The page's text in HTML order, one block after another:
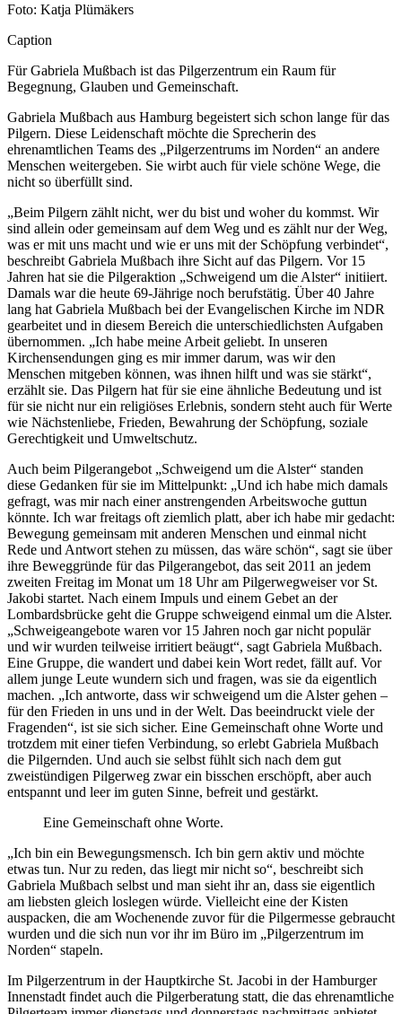
Foto: Katja Plümäkers
Caption
Für Gabriela Mußbach ist das Pilgerzentrum ein Raum für
Begegnung, Glauben und Gemeinschaft.
Gabriela Mußbach aus Hamburg begeistert sich schon lange für das
Pilgern. Diese Leidenschaft möchte die Sprecherin des
ehrenamtlichen Teams des „Pilgerzentrums im Norden“ an andere
Menschen weitergeben. Sie wirbt auch für viele schöne Wege, die
nicht so überfüllt sind.
„Beim Pilgern zählt nicht, wer du bist und woher du kommst. Wir
sind allein oder gemeinsam auf dem Weg und es zählt nur der Weg,
was er mit uns macht und wie er uns mit der Schöpfung verbindet“,
beschreibt Gabriela Mußbach ihre Sicht auf das Pilgern. Vor 15
Jahren hat sie die Pilgeraktion „Schweigend um die Alster“ initiiert.
Damals war die heute 69-Jährige noch berufstätig. Über 40 Jahre
lang hat Gabriela Mußbach bei der Evangelischen Kirche im NDR
gearbeitet und in diesem Bereich die unterschiedlichsten Aufgaben
übernommen. „Ich habe meine Arbeit geliebt. In unseren
Kirchensendungen ging es mir immer darum, was wir den
Menschen mitgeben können, was ihnen hilft und was sie stärkt“,
erzählt sie. Das Pilgern hat für sie eine ähnliche Bedeutung und ist
für sie nicht nur ein religiöses Erlebnis, sondern steht auch für Werte
wie Nächstenliebe, Frieden, Bewahrung der Schöpfung, soziale
Gerechtigkeit und Umweltschutz.
Auch beim Pilgerangebot „Schweigend um die Alster“ standen
diese Gedanken für sie im Mittelpunkt: „Und ich habe mich damals
gefragt, was mir nach einer anstrengenden Arbeitswoche guttun
könnte. Ich war freitags oft ziemlich platt, aber ich habe mir gedacht:
Bewegung gemeinsam mit anderen Menschen und einmal nicht
Rede und Antwort stehen zu müssen, das wäre schön“, sagt sie über
ihre Beweggründe für das Pilgerangebot, das seit 2011 an jedem
zweiten Freitag im Monat um 18 Uhr am Pilgerwegweiser vor St.
Jakobi startet. Nach einem Impuls und einem Gebet an der
Lombardsbrücke geht die Gruppe schweigend einmal um die Alster.
„Schweigeangebote waren vor 15 Jahren noch gar nicht populär
und wir wurden teilweise irritiert beäugt“, sagt Gabriela Mußbach.
Eine Gruppe, die wandert und dabei kein Wort redet, fällt auf. Vor
allem junge Leute wundern sich und fragen, was sie da eigentlich
machen. „Ich antworte, dass wir schweigend um die Alster gehen –
für den Frieden in uns und in der Welt. Das beeindruckt viele der
Fragenden“, ist sie sich sicher. Eine Gemeinschaft ohne Worte und
trotzdem mit einer tiefen Verbindung, so erlebt Gabriela Mußbach
die Pilgernden. Und auch sie selbst fühlt sich nach dem gut
zweistündigen Pilgerweg zwar ein bisschen erschöpft, aber auch
entspannt und leer im guten Sinne, befreit und gestärkt.
Eine Gemeinschaft ohne Worte.
„Ich bin ein Bewegungsmensch. Ich bin gern aktiv und möchte
etwas tun. Nur zu reden, das liegt mir nicht so“, beschreibt sich
Gabriela Mußbach selbst und man sieht ihr an, dass sie eigentlich
am liebsten gleich loslegen würde. Vielleicht eine der Kisten
auspacken, die am Wochenende zuvor für die Pilgermesse gebraucht
wurden und die sich nun vor ihr im Büro im „Pilgerzentrum im
Norden“ stapeln.
Im Pilgerzentrum in der Hauptkirche St. Jacobi in der Hamburger
Innenstadt findet auch die Pilgerberatung statt, die das ehrenamtliche